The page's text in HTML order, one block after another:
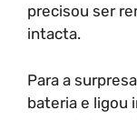
precisou ser
intacta.
Para a
bateria e ligou